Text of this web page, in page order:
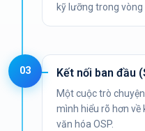
kỹ lưỡng trong vòng
03 Kết nối ban đầu
Một cuộc trò
mình hiểu rõ hơn về
văn hóa OSP.